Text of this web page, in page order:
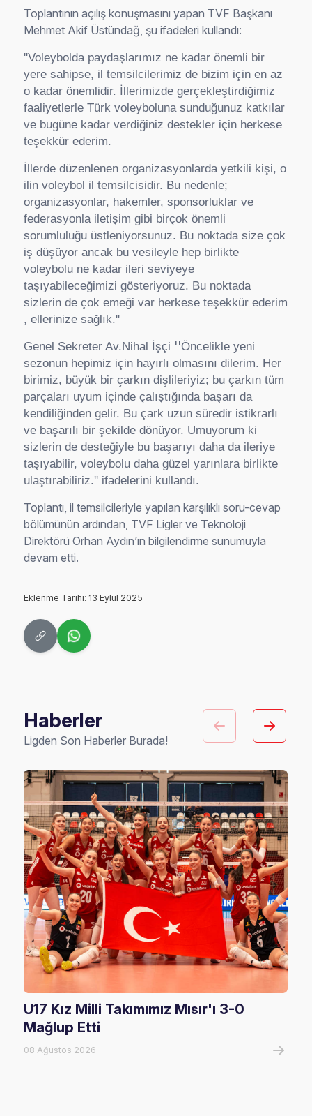
Toplantının açılış konuşmasını yapan TVF Başkanı
Mehmet Akif Üstündağ, şu ifadeleri kullandı:
''Voleybolda paydaşlarımız ne kadar önemli bir
yere sahipse, il temsilcilerimiz de bizim için en az
o kadar önemlidir. İllerimizde gerçekleştirdiğimiz
faaliyetlerle Türk voleyboluna sunduğunuz katkılar
ve bugüne kadar verdiğiniz destekler için herkese
teşekkür ederim.
İllerde düzenlenen organizasyonlarda yetkili kişi, o
ilin voleybol il temsilcisidir. Bu nedenle;
organizasyonlar, hakemler, sponsorluklar ve
federasyonla iletişim gibi birçok önemli
sorumluluğu üstleniyorsunuz. Bu noktada size çok
iş düşüyor ancak bu vesileyle hep birlikte
voleybolu ne kadar ileri seviyeye
taşıyabileceğimizi gösteriyoruz. Bu noktada
sizlerin de çok emeği var herkese teşekkür ederim
, ellerinize sağlık.''
Genel Sekreter Av.Nihal İşçi ''Öncelikle yeni
sezonun hepimiz için hayırlı olmasını dilerim. Her
birimiz, büyük bir çarkın dişlileriyiz; bu çarkın tüm
parçaları uyum içinde çalıştığında başarı da
kendiliğinden gelir. Bu çark uzun süredir istikrarlı
ve başarılı bir şekilde dönüyor. Umuyorum ki
sizlerin de desteğiyle bu başarıyı daha da ileriye
taşıyabilir, voleybolu daha güzel yarınlara birlikte
ulaştırabiliriz.'' ifadelerini kullandı.
Toplantı, il temsilcileriyle yapılan karşılıklı soru-cevap
bölümünün ardından, TVF Ligler ve Teknoloji
Direktörü Orhan Aydın’ın bilgilendirme sunumuyla
devam etti.
Eklenme Tarihi: 13 Eylül 2025
Haberler
Ligden Son Haberler Burada!
U17 Kız Milli Takımımız Mısır'ı 3-0
Mağlup Etti
08 Ağustos 2026